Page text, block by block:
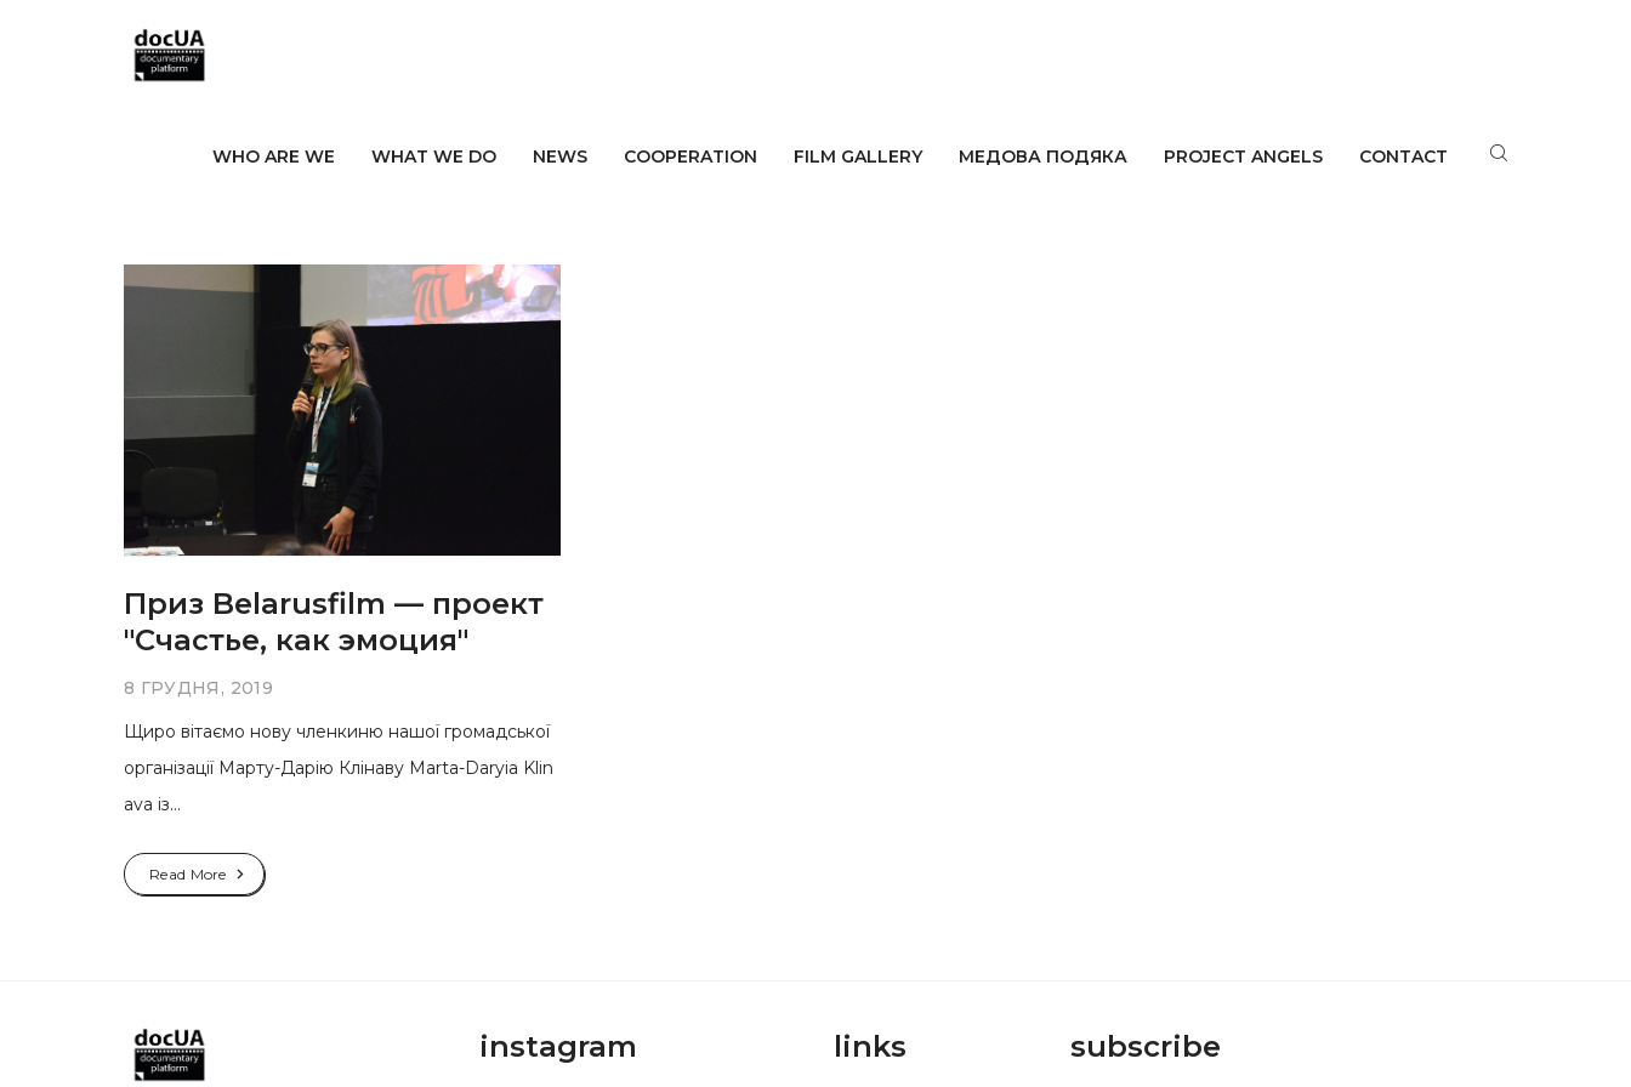
WHO ARE WE WHAT WE DO NEWS СOOPERATION FILM GALLERY МЕДОВА ПОДЯКА PROJECT ANGELS CONTACT
Позначка:Счастье
Приз Belarusfilm — проект
"Счастье, как эмоция"
8 ГРУДНЯ, 2019
Щиро вітаємо нову членкиню нашої громадської
організації Марту-Дарію Клінаву Marta-Daryia Klin
ava із...
Read More
instagram links subscribe